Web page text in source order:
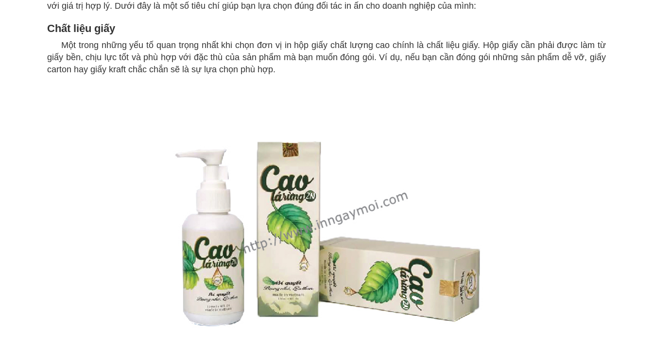
với giá trị hợp lý. Dưới đây là một số tiêu chí giúp bạn lựa chọn đúng đối tác in ấn cho doanh nghiệp của mình:
Chất liệu giấy
Một trong những yếu tố quan trọng nhất khi chọn đơn vị in hộp giấy chất lượng cao chính là chất liệu giấy. Hộp giấy cần phải được làm từ
giấy bền, chịu lực tốt và phù hợp với đặc thù của sản phẩm mà bạn muốn đóng gói. Ví dụ, nếu bạn cần đóng gói những sản phẩm dễ vỡ, giấy
carton hay giấy kraft chắc chắn sẽ là sự lựa chọn phù hợp.